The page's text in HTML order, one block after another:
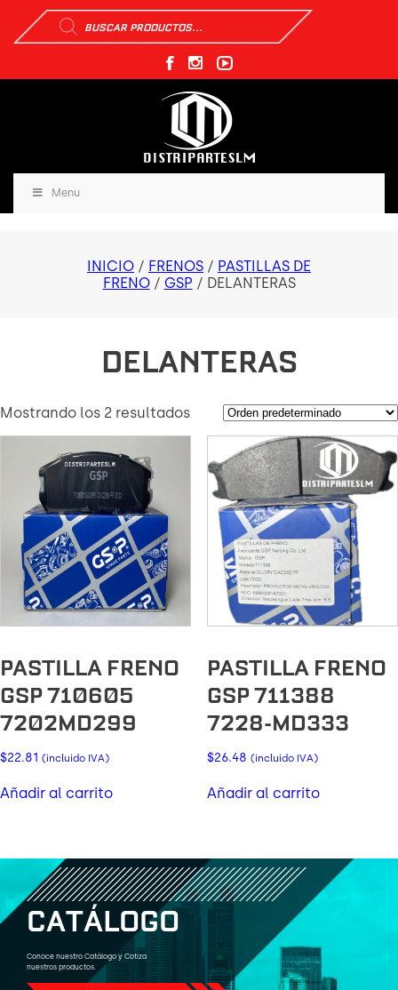
Búsqueda
de
productos
Menu
INICIO / FRENOS / PASTILLAS DE
FRENO/ GSP / DELANTERAS
DELANTERAS
Mostrando los 2 resultados
PASTILLA FRENO
GSP 710605
7202MD299
$22.81 (incluido IVA)
Añadir al carrito
PASTILLA FRENO
GSP 711388
7228-MD333
$26.48 (incluido IVA)
Añadir al carrito
CATÁLOGO
Conoce nuestro Catálogo y Cotiza
nuestros productos.